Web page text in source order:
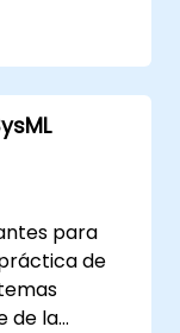
sistema y
de uso) de
para
de
de la